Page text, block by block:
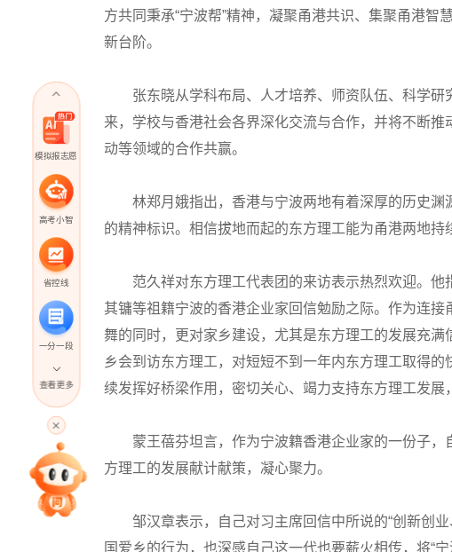
方共同秉承“宁波帮”精神，凝聚甬港共识、集聚甬港
新台阶。
张东晓从学科布局、人才培养、师资队伍、科学研
来，学校与香港社会各界深化交流与合作，并将不断
动等领域的合作共赢。
林郑月娥指出，香港与宁波两地有着深厚的历史渊
的精神标识。相信拔地而起的东方理工能为甬港两地持
范久祥对东方理工代表团的来访表示热烈欢迎。他
其镛等祖籍宁波的香港企业家回信勉励之际。作为连
舞的同时，更对家乡建设，尤其是东方理工的发展充
乡会到访东方理工，对短短不到一年内东方理工取得
续发挥好桥梁作用，密切关心、竭力支持东方理工发展
蒙王蓓芬坦言，作为宁波籍香港企业家的一份子，
方理工的发展献计献策，凝心聚力。
邹汉章表示，自己对习主席回信中所说的“创新创业
国爱乡的行为，也深感自己这一代也要薪火相传，将“宁
模拟报志愿
高考小智
省控线
一分一段
高考直播
专家指导课
查看更多